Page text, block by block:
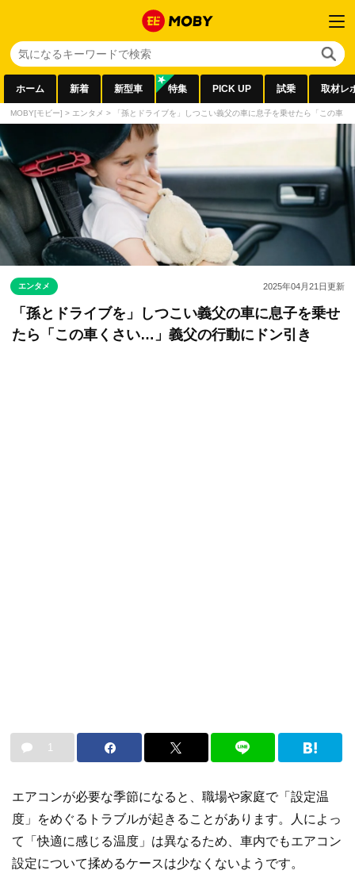
ホーム 新着 新型車 特集 PICK UP 試乗 取材レ
MOBY[モビー] > エンタメ > 「孫とドライブを」しつこい義父の車に息子を乗せたら「この車
エンタメ 2025年04月21日更新
「孫とドライブを」しつこい義父の車に息子を乗せ
たら「この車くさい…」義父の行動にドン引き
1
エアコンが必要な季節になると、職場や家庭で「設定温
度」をめぐるトラブルが起きることがあります。人によっ
て「快適に感じる温度」は異なるため、車内でもエアコン
設定について揉めるケースは少なくないようです。